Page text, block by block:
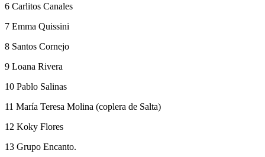
6 Carlitos Canales
7 Emma Quissini
8 Santos Cornejo
9 Loana Rivera
10 Pablo Salinas
11 María Teresa Molina (coplera de Salta)
12 Koky Flores
13 Grupo Encanto.